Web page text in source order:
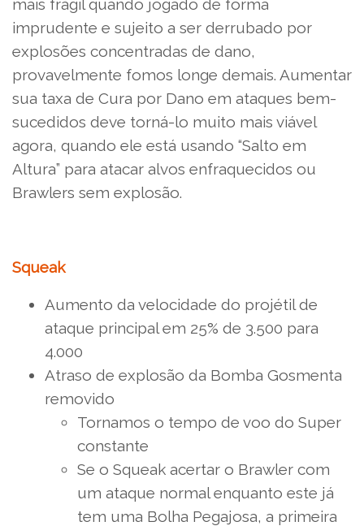
mais frágil quando jogado de forma
imprudente e sujeito a ser derrubado por
explosões concentradas de dano,
provavelmente fomos longe demais. Aumentar
sua taxa de Cura por Dano em ataques bem-
sucedidos deve torná-lo muito mais viável
agora, quando ele está usando “Salto em
Altura” para atacar alvos enfraquecidos ou
Brawlers sem explosão.
Squeak
Aumento da velocidade do projétil de
ataque principal em 25% de 3.500 para
4.000
Atraso de explosão da Bomba Gosmenta
removido
Tornamos o tempo de voo do Super
constante
Se o Squeak acertar o Brawler com
um ataque normal enquanto este já
tem uma Bolha Pegajosa, a primeira